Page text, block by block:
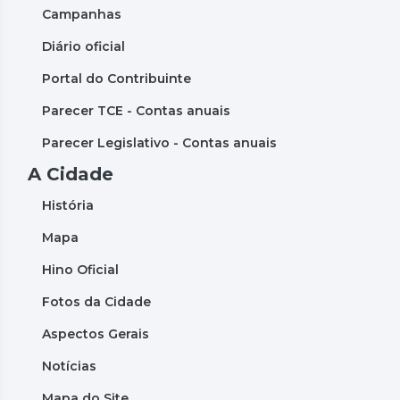
Campanhas
Diário oficial
Portal do Contribuinte
Parecer TCE - Contas anuais
Parecer Legislativo - Contas anuais
A Cidade
História
Mapa
Hino Oficial
Fotos da Cidade
Aspectos Gerais
Notícias